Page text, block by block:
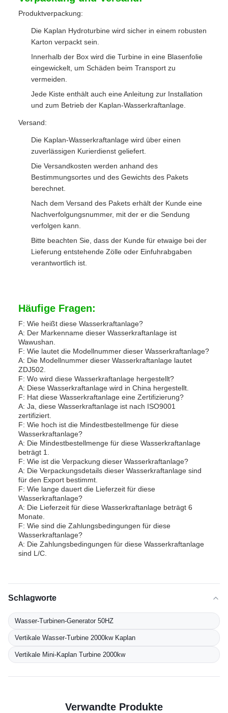
Produktverpackung:
Die Kaplan Hydroturbine wird sicher in einem robusten
Karton verpackt sein.
Innerhalb der Box wird die Turbine in eine Blasenfolie
eingewickelt, um Schäden beim Transport zu
vermeiden.
Jede Kiste enthält auch eine Anleitung zur Installation
und zum Betrieb der Kaplan-Wasserkraftanlage.
Versand:
Die Kaplan-Wasserkraftanlage wird über einen
zuverlässigen Kurierdienst geliefert.
Die Versandkosten werden anhand des
Bestimmungsortes und des Gewichts des Pakets
berechnet.
Nach dem Versand des Pakets erhält der Kunde eine
Nachverfolgungsnummer, mit der er die Sendung
verfolgen kann.
Bitte beachten Sie, dass der Kunde für etwaige bei der
Lieferung entstehende Zölle oder Einfuhrabgaben
verantwortlich ist.
Häufige Fragen:
F: Wie heißt diese Wasserkraftanlage?
A: Der Markenname dieser Wasserkraftanlage ist
Wawushan.
F: Wie lautet die Modellnummer dieser Wasserkraftanlage?
A: Die Modellnummer dieser Wasserkraftanlage lautet
ZDJ502.
F: Wo wird diese Wasserkraftanlage hergestellt?
A: Diese Wasserkraftanlage wird in China hergestellt.
F: Hat diese Wasserkraftanlage eine Zertifizierung?
A: Ja, diese Wasserkraftanlage ist nach ISO9001
zertifiziert.
F: Wie hoch ist die Mindestbestellmenge für diese
Wasserkraftanlage?
A: Die Mindestbestellmenge für diese Wasserkraftanlage
beträgt 1.
F: Wie ist die Verpackung dieser Wasserkraftanlage?
A: Die Verpackungsdetails dieser Wasserkraftanlage sind
für den Export bestimmt.
F: Wie lange dauert die Lieferzeit für diese
Wasserkraftanlage?
A: Die Lieferzeit für diese Wasserkraftanlage beträgt 6
Monate.
F: Wie sind die Zahlungsbedingungen für diese
Wasserkraftanlage?
A: Die Zahlungsbedingungen für diese Wasserkraftanlage
sind L/C.
Schlagworte
Wasser-Turbinen-Generator 50HZ
Vertikale Wasser-Turbine 2000kw Kaplan
Vertikale Mini-Kaplan Turbine 2000kw
Verwandte Produkte